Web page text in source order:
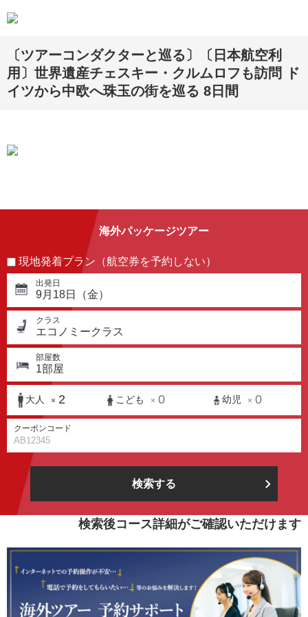
〔ツアーコンダクターと巡る〕〔日本航空利
用〕世界遺産チェスキー・クルムロフも訪問 ド
イツから中欧へ珠玉の街を巡る 8日間
海外パッケージツアー
現地発着プラン（航空券を予約しない）
出発日
9月18日（金）
クラス
エコノミークラス
部屋数
1部屋
大人 × 2 こども × 0 幼児 × 0
クーポンコード
検索する
検索後コース詳細がご確認いただけます